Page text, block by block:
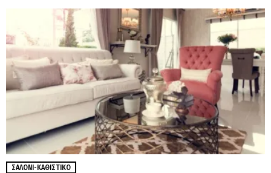
ΣΑΛΌΝΙ-ΚΑΘΙΣΤΙΚΌ